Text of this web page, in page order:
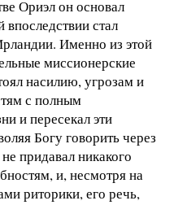
Ориэл он основал
стал
Именно из этой
миссионерские
насилию, угрозам и
с полным
и пересекал эти
Богу говорить через
придавал никакого
и, несмотря на
риторики, его речь,